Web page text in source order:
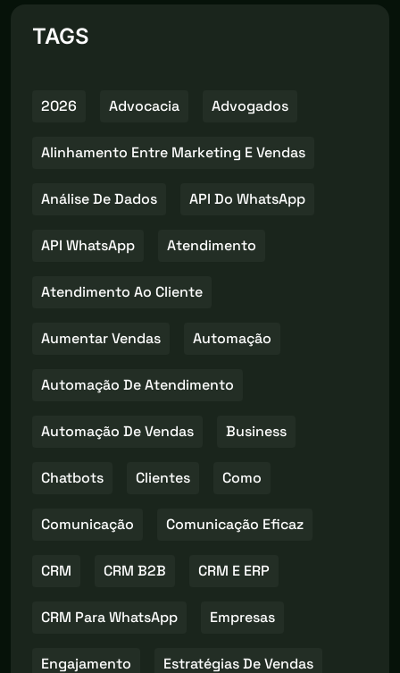
TAGS
2026 Advocacia Advogados
Alinhamento Entre Marketing E Vendas
Análise De Dados API Do WhatsApp
API WhatsApp Atendimento
Atendimento Ao Cliente
Aumentar Vendas Automação
Automação De Atendimento
Automação De Vendas Business
Chatbots Clientes Como
Comunicação Comunicação Eficaz
CRM CRM B2B CRM E ERP
CRM Para WhatsApp Empresas
Engajamento Estratégias De Vendas